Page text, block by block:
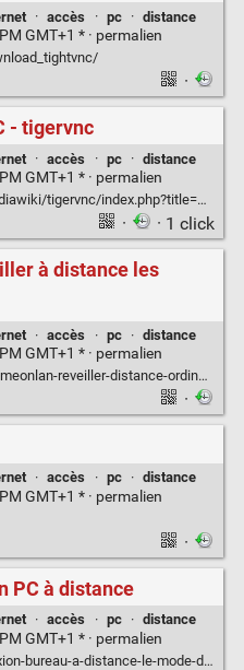
· accès · pc · distance
GMT+1 * · permalien
·
- tigervnc
· accès · pc · distance
GMT+1 * · permalien
· · 1 click
à distance les
· accès · pc · distance
GMT+1 * · permalien
distance-ordinateurs-reseau/
·
· accès · pc · distance
GMT+1 * · permalien
·
PC à distance
· accès · pc · distance
GMT+1 * · permalien
a-distance-le-mode-demploi